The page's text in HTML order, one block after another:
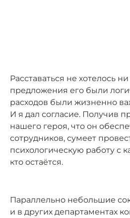
Расставаться не хотелось
предложения его были
расходов были жизненно
И я дал согласие. Получив
нашего героя, что он
сотрудников, сумеет
психологическую работу с
кто остаётся.
Параллельно небольшие
и в других департаментах